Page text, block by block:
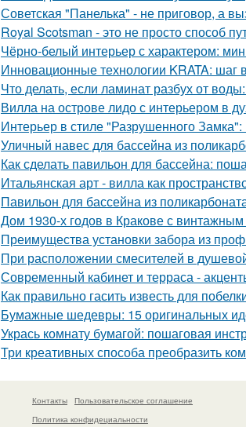
Советская "Панелька" - не приговор, а
Royal Scotsman - это не просто способ
Чёрно-белый интерьер с характером:
Инновационные технологии KRATA:
Что делать, если ламинат разбух от
Вилла на острове лидо с интерьером в
Интерьер в стиле "Разрушенного Замка":
Уличный навес для бассейна из
Как сделать павильон для бассейна:
Итальянская арт - вилла как
Павильон для бассейна из
Дом 1930-х годов в Кракове с винтажным
Преимущества установки забора из
При расположении смесителей в
Современный кабинет и терраса -
Как правильно гасить известь для
Бумажные шедевры: 15 оригинальных
Укрась комнату бумагой: пошаговая
Три креативных способа преобразить
Контакты
Пользовательское соглашение
Политика конфидециальности